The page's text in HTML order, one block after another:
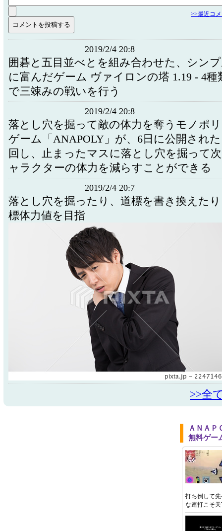
>>最近コ
2019/2/4 20:8
囲碁と五目並べとを組み合わせた、シン
に富んだゲーム ヴァイロンの塔 1.19 - 4種
で三竦みの戦いを行う
2019/2/4 20:8
落とし穴を掘って敵の体力を奪うモノポ
ゲーム「ANAPOLY」が、6日に公開され
回し、止まったマスに落とし穴を掘って
ャラクターの体力を減らすことができる
2019/2/4 20:7
落とし穴を掘ったり、道標を書き換えた
標体力値を目指
>>全
ＡＮＡＰ
無料ゲー
打ち倒して
な連打こそ